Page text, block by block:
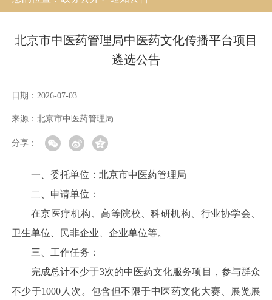
北京市中医药管理局中医药文化传播平台项目
遴选公告
日期： 2026-07-03
来源： 北京市中医药管理局
分享：
一、委托单位：北京市中医药管理局
二、申请单位：
在京医疗机构、高等院校、科研机构、行业协学会、
卫生单位、民非企业、企业单位等。
三、工作任务：
完成总计不少于3次的中医药文化服务项目，参与群众
不少于1000人次。包含但不限于中医药文化大赛、展览展